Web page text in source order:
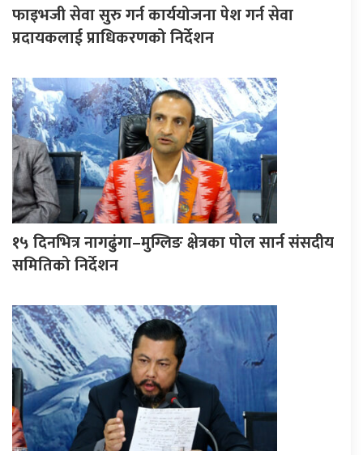
फाइभजी सेवा सुरु गर्न कार्ययोजना पेश गर्न सेवा
प्रदायकलाई प्राधिकरणको निर्देशन
१५ दिनभित्र नागढुंगा–मुग्लिङ क्षेत्रका पोल सार्न संसदीय
समितिको निर्देशन